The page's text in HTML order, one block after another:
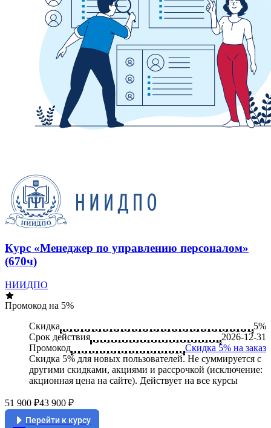
Курс «Менеджер по управлению персоналом»
(670ч)
НИИДПО
Промокод на 5%
Скидка
5%
Срок действия
2026-12-31
Промокод
Скидка 5% на заказ
Скидка 5% для новых пользователей. Не суммируется c
другими скидками, акциями и рассрочкой (исключение:
акционная цена на сайте). Действует на все курсы
51 900 ₽43 900 ₽
Перейти к курсу